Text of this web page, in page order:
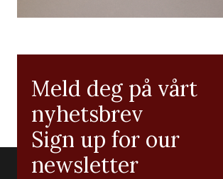
Meld deg på vårt
nyhetsbrev
Sign up for our
newsletter